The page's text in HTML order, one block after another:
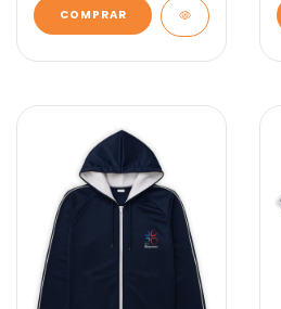
COMPRAR